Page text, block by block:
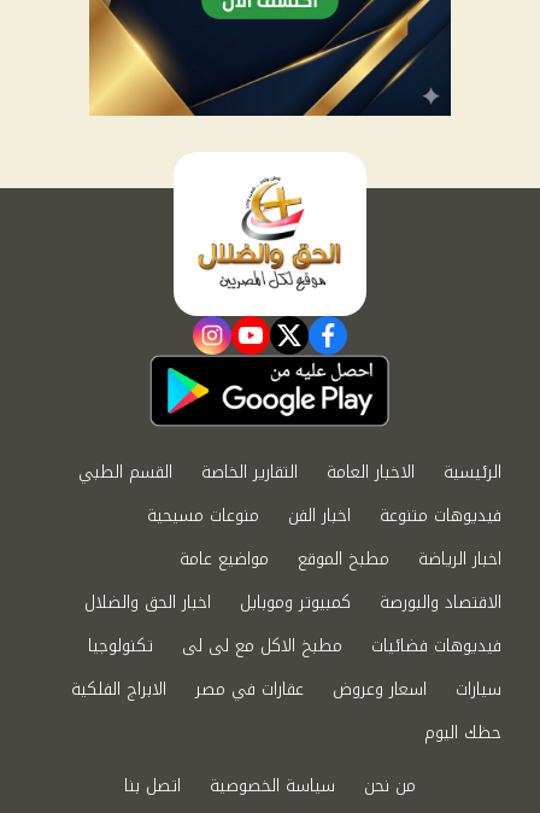
facebook
twitter
youtube
instagram
الرئيسية الاخبار العامة التقارير الخاصة
القسم الطبي
فيديوهات متنوعة
اخبار الفن
منوعات مسيحية
اخبار الرياضة
مطبخ الموقع
مواضيع عامة
الاقتصاد والبورصة
كمبيوتر وموبايل
اخبار الحق والضلال
فيديوهات فضائيات
مطبخ الاكل مع لى لى
تكنولوجيا
سيارات
اسعار وعروض عقارات في مصر
الابراج الفلكية
حظك اليوم
من نحن
سياسة الخصوصية اتصل بنا